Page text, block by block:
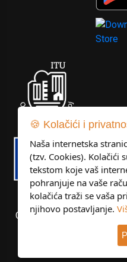
Copyright © Libertas
🍪 Kolačići i
Naša internetska
(tzv. Cookies). Kolačići
tekstom koje vaš
pohranjuje na vaše
kolačića traži se vaša
njihovo postavljanje.